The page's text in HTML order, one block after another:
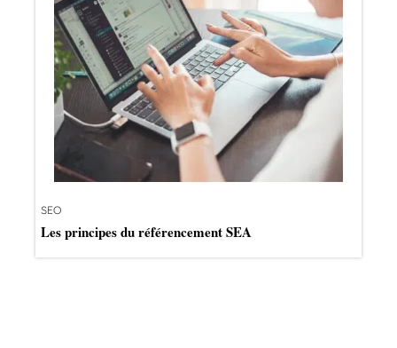
SEO
Les principes du référencement SEA